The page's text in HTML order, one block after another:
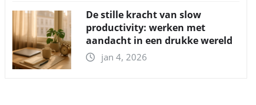
De stille kracht van slow
productivity: werken met
aandacht in een drukke wereld
jan 4, 2026